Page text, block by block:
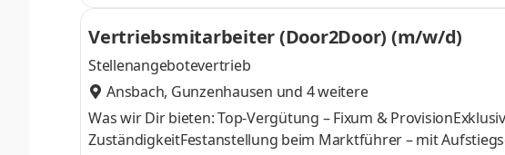
Vertriebsmitarbeiter (Door2Door) (m/w/d)
Stellenangebotevertrieb
Ansbach, Gunzenhausen und 4 weitere
Was wir Dir bieten: Top-Vergütung – Fixum &
ZuständigkeitFestanstellung beim Marktführer – mit